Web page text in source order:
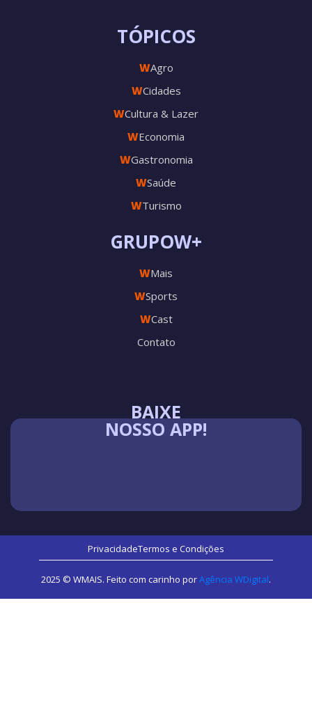
BAIXE
NOSSO APP!
GRUPOW+
WMais
WSports
WCast
Contato
TÓPICOS
WAgro
WCidades
WCultura & Lazer
WEconomia
WGastronomia
WSaúde
WTurismo
PrivacidadeTermos e Condições
2025 © WMAIS. Feito com carinho porAgência WDigital.